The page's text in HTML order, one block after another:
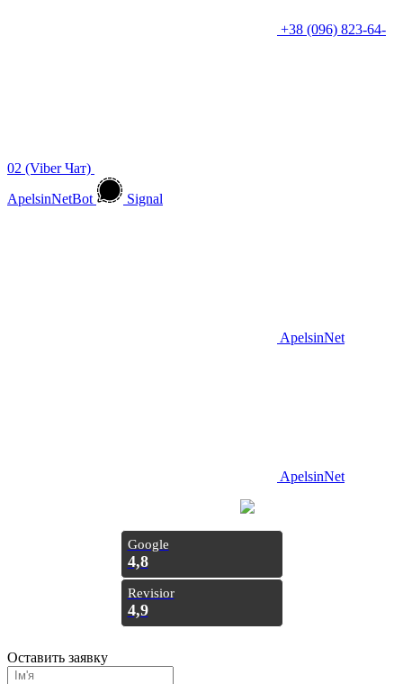
+38 (096) 823-64-
02 (Viber Чат)
ApelsinNetBot
Signal
ApelsinNet
ApelsinNet
Google
4,8
Revisior
4,9
Оставить заявку